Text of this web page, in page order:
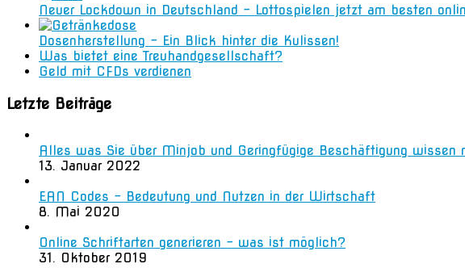
Neuer Lockdown in Deutschland – Lottospielen jetzt am besten
Dosenherstellung – Ein Blick hinter die Kulissen!
Was bietet eine Treuhandgesellschaft?
Geld mit CFDs verdienen
Letzte Beiträge
Alles was Sie über Minjob und Geringfügige Beschäftigung wissen
13. Januar 2022
EAN Codes – Bedeutung und Nutzen in der Wirtschaft
8. Mai 2020
Online Schriftarten generieren – was ist möglich?
31. Oktober 2019